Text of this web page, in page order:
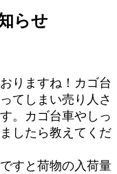
らせ
りますね！カゴ台
てしまい売り人さ
。カゴ台車やしっ
したら教えてくだ
すと荷物の入荷量